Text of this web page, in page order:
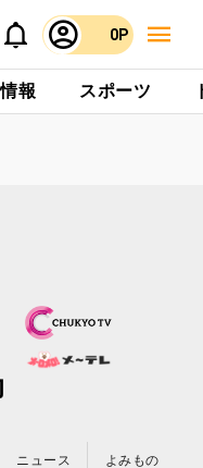
0P
報 スポーツ
ニュース よみもの